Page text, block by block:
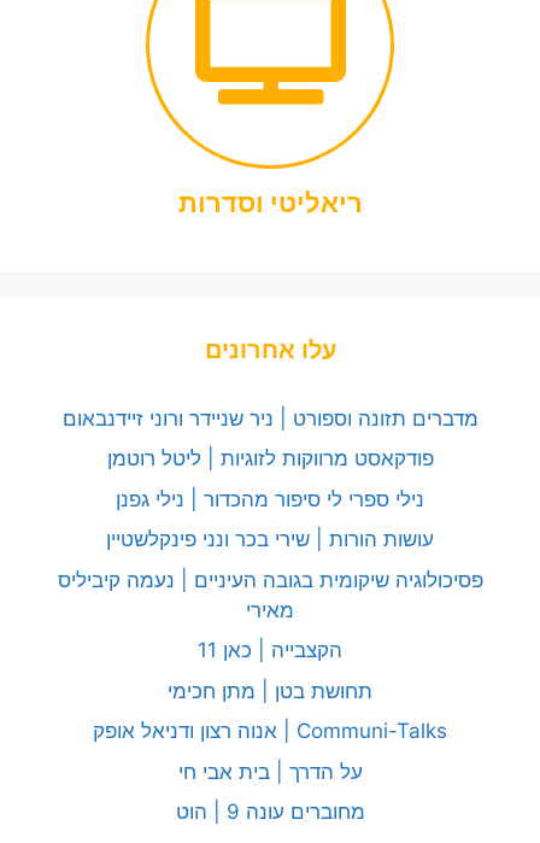
ריאליטי וסדרות
עלו אחרונים
מדברים תזונה וספורט | ניר שניידר ורוני זיידנבאום
פודקאסט מרווקות לזוגיות | ליטל רוטמן
נילי ספרי לי סיפור מהכדור | נילי גפנן
עושות הורות | שירי בכר ונני פינקלשטיין
פסיכולוגיה שיקומית בגובה העיניים | נעמה קיביליס
מאירי
הקצבייה | כאן 11
תחושת בטן | מתן חכימי
Communi-Talks | אנוה רצון ודניאל אופק
על הדרך | בית אבי חי
מחוברים עונה 9 | הוט